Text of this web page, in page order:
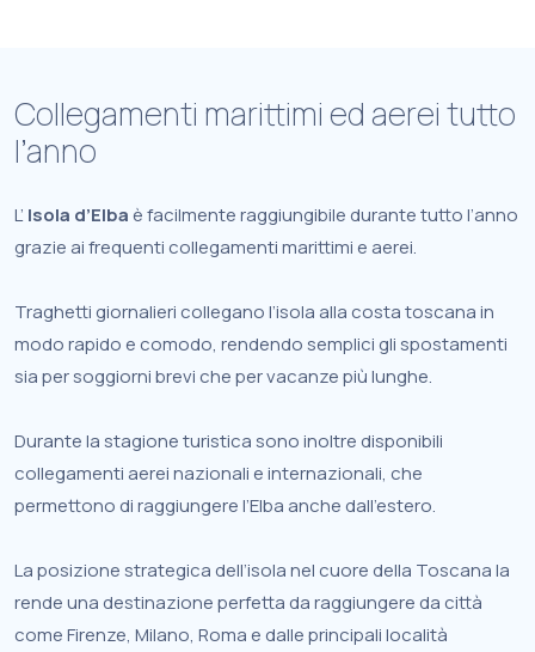
Collegamenti marittimi ed aerei tutto
l’anno
L’Isola d’Elba è facilmente raggiungibile durante tutto l’anno
grazie ai frequenti collegamenti marittimi e aerei.
Traghetti giornalieri collegano l’isola alla costa toscana in
modo rapido e comodo, rendendo semplici gli spostamenti
sia per soggiorni brevi che per vacanze più lunghe.
Durante la stagione turistica sono inoltre disponibili
collegamenti aerei nazionali e internazionali, che
permettono di raggiungere l’Elba anche dall’estero.
La posizione strategica dell’isola nel cuore della Toscana la
rende una destinazione perfetta da raggiungere da città
come Firenze, Milano, Roma e dalle principali località